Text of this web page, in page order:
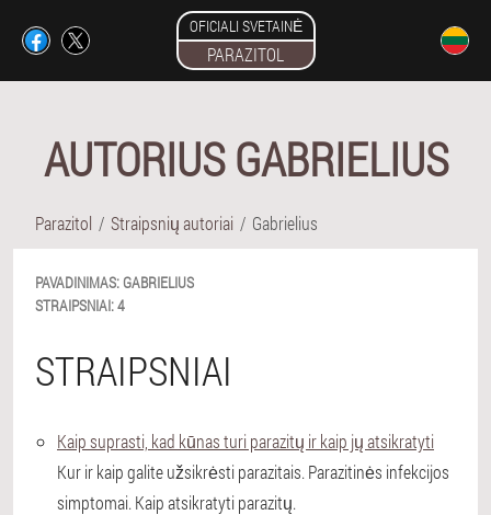
OFICIALI SVETAINĖ
PARAZITOL
AUTORIUS GABRIELIUS
Parazitol Straipsnių autoriai Gabrielius
PAVADINIMAS: GABRIELIUS
STRAIPSNIAI:4
STRAIPSNIAI
Kaip suprasti, kad kūnas turi parazitų ir kaip jų atsikratyti
Kur ir kaip galite užsikrėsti parazitais. Parazitinės infekcijos
simptomai. Kaip atsikratyti parazitų.